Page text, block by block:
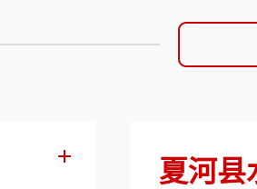
夏河县